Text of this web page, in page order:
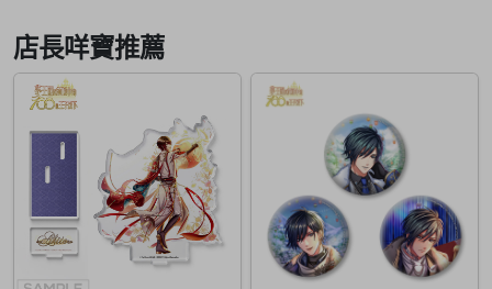
6
店長咩寶推薦